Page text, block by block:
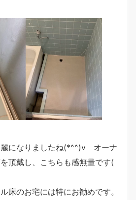
麗になりましたね(*^^)v オーナ
頂戴し、こちらも感無量です(
床のお宅には特にお勧めです。